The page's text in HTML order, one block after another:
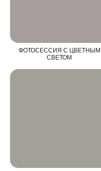
ФОТОСЕССИЯ С ЦВЕТНЫМ
СВЕТОМ